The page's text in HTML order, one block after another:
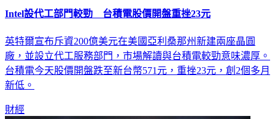
Intel設代工部門較勁 台積電股價開盤重挫23元
英特爾宣布斥資200億美元在美國亞利桑那州新建兩座晶圓
廠，並設立代工服務部門，市場解讀與台積電較勁意味濃厚。
台積電今天股價開盤跌至新台幣571元，重挫23元，創2個多月
新低。
財經